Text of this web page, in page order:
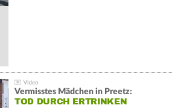
Vermisstes Mädchen in Preetz:
TOD DURCH ERTRINKEN